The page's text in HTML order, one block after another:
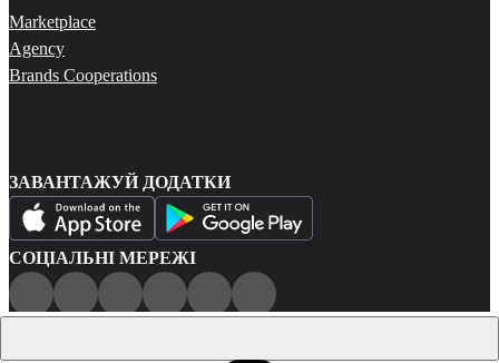
Marketplace
Agency
Brands Cooperations
ЗАВАНТАЖУЙ ДОДАТКИ
СОЦІАЛЬНІ МЕРЕЖІ
Політика конфіденційності